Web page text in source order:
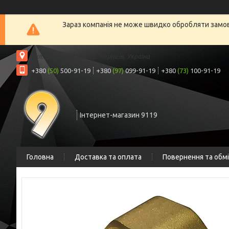
Зараз компанія не може швидко обробляти
вул. Шрага, 6а, офіс 2, Чернігів, Україна
+380 (50) 500-91-19 +380 (97)099-91-19 +380 (73) 100-91-19
Інтернет-магазин 9119
Головна Доставка та оплата Повернення та